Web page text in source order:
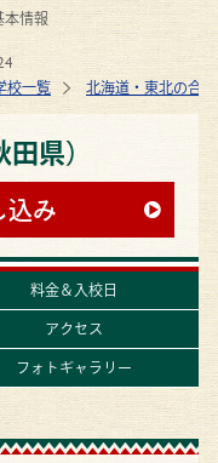
情報
校一覧 北海道・東北の合
県）
込み
料金＆入校日
アクセス
フォトギャラリー